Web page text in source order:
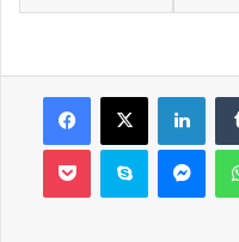
Facebook
X
Pocket Skype